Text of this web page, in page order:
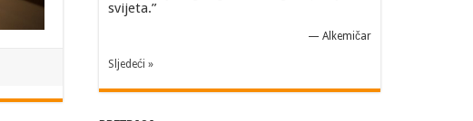
svijeta.”
— Alkemičar
Sljedeći »